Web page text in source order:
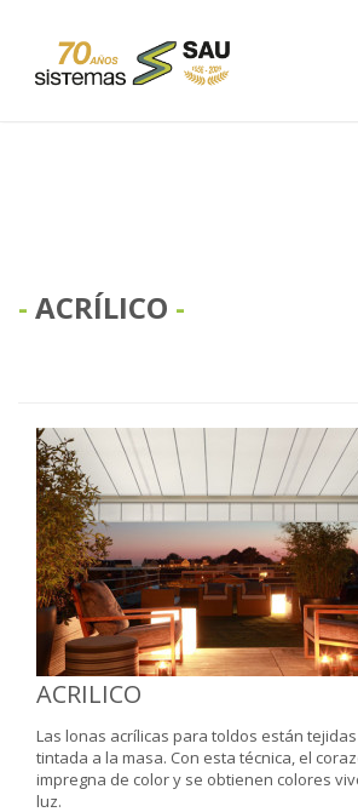
ACRÍLICO
ACRILICO
Las lonas acrílicas para toldos están
tintada a la masa. Con esta técnica, el
impregna de color y se obtienen colores
luz.